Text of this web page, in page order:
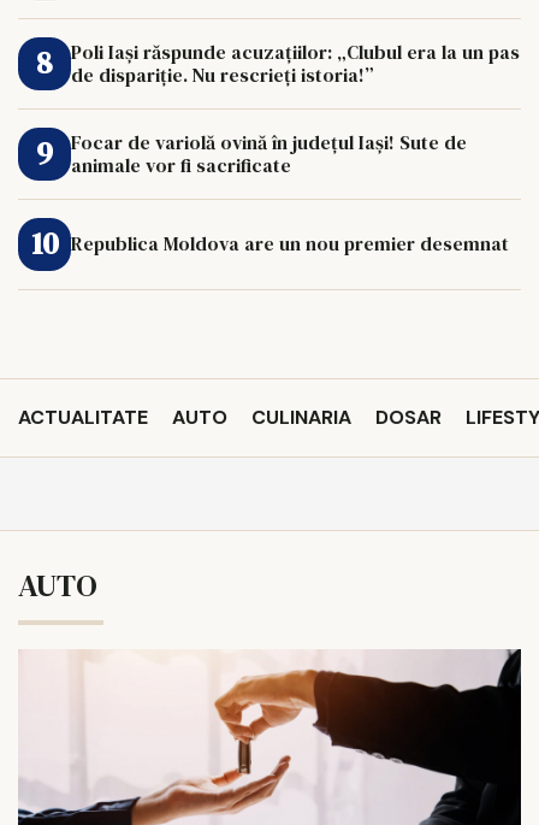
Poli Iași răspunde acuzațiilor: „Clubul era la un pas
de dispariție. Nu rescrieți istoria!”
Focar de variolă ovină în județul Iași! Sute de
animale vor fi sacrificate
Republica Moldova are un nou premier desemnat
ACTUALITATE AUTO CULINARIA DOSAR
AUTO